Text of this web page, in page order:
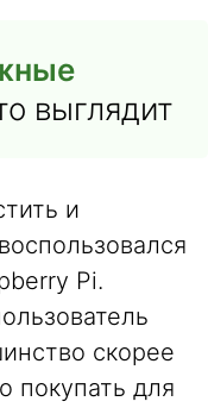
выглядит
и
Pi.
скорее
покупать для